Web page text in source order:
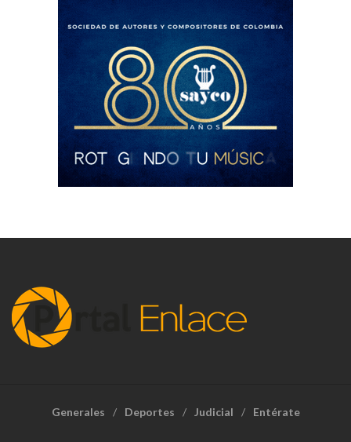
Generales Deportes Judicial Entérate